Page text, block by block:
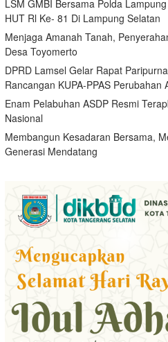
LSM GMBI Bersama Polda
HUT Rl Ke- 81 Di Lampung Selatan
Menjaga Amanah Tanah,
Desa Toyomerto
DPRD Lamsel Gelar Rapat
Rancangan KUPA-PPAS Perubahan
Enam Pelabuhan ASDP Resmi
Nasional
Membangun Kesadaran Bersama,
Generasi Mendatang